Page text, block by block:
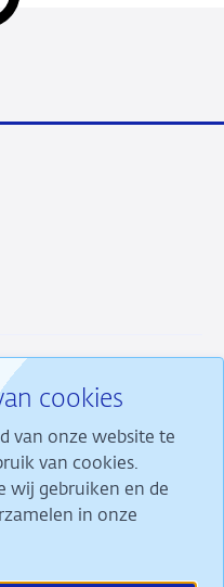
cookies
van onze website te
van cookies.
wij gebruiken en de
in onze
Linkedin
X
stabiliteit en
welvaart in